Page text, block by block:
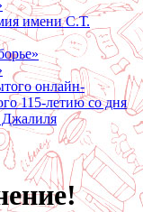
имени С.Т.
онлайн-
115-летию со дня